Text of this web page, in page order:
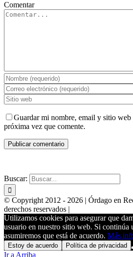
Comentar
Guardar mi nombre, email y sitio web
próxima vez que comente.
Buscar:
© Copyright 2012 - 2026 | Órdago en
derechos reservados |
Utilizamos cookies para asegurar que
usuario en nuestro sitio web. Si continúa
asumiremos que está de acuerdo. Más
Estoy de acuerdo Política de privacidad
Ir a Arriba